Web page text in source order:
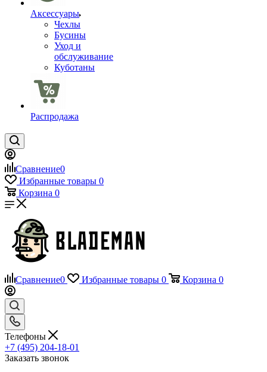
Аксессуары
Чехлы
Бусины
Уход и
обслуживание
Куботаны
Распродажа
Сравнение0
Избранные товары 0
Корзина 0
Сравнение0 Избранные товары 0 Корзина 0
Телефоны
+7 (495) 204-18-01
Заказать звонок